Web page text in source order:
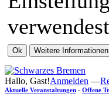
Hallo, Gast!Anmelden —
Aktuelle Veranstaltungen - Offene